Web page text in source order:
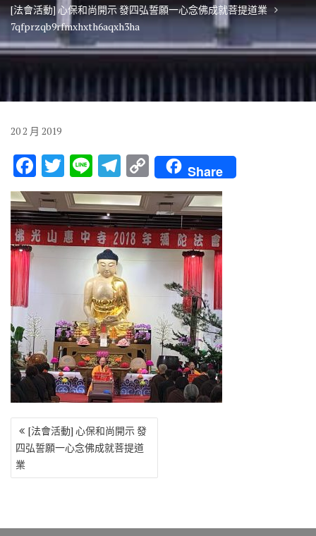
[法會活動] 心保和尚開示 發四弘誓願一心念佛成就菩提道業
7qfprzqb9rfmxhxth6aqxh3ha
202 月 2019
F
ac
e
b
o
o
T
w
it
te
r
Li
n
e
T
el
e
gr
a
m
C
o
p
y
Li
n
Share
文
章
導
覽
[法會活動] 心保和尚開示 發
四弘誓願一心念佛成就菩提道
業